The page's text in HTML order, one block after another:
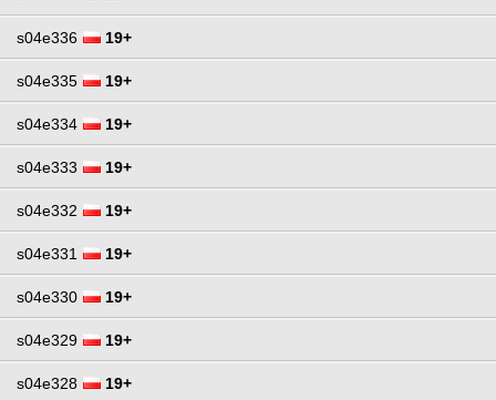
s04e336 19+
s04e335 19+
s04e334 19+
s04e333 19+
s04e332 19+
s04e331 19+
s04e330 19+
s04e329 19+
s04e328 19+